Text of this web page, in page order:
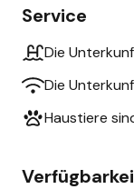
Service
Die
Die
Haustiere